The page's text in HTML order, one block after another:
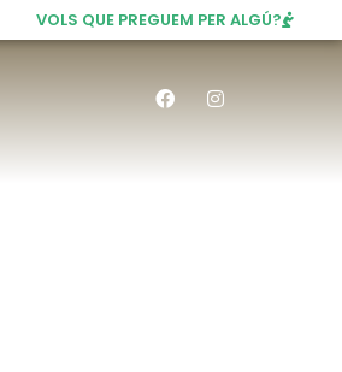
VOLS QUE PREGUEM PER ALGÚ?